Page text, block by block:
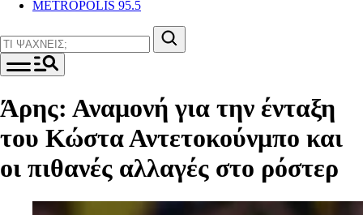
METROPOLIS 95.5
Άρης: Αναμονή για την ένταξη
του Κώστα Αντετοκούνμπο και
οι πιθανές αλλαγές στο ρόστερ